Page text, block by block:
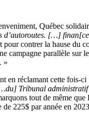
Québec
d’autoroutes. […]
contrer la hause du
campagne parallèle sur
»
en réclamant cette fois-ci
Tribunal
tout de même
225$ par année en